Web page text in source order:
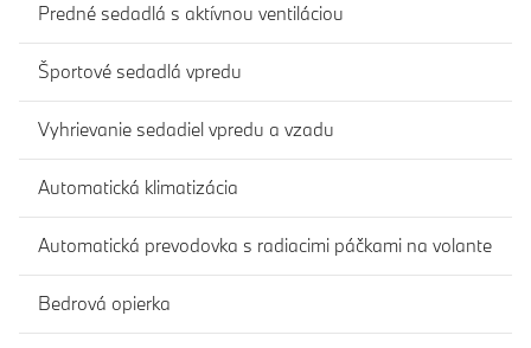
Predné sedadlá s aktívnou ventiláciou
Športové sedadlá vpredu
Vyhrievanie sedadiel vpredu a vzadu
Automatická klimatizácia
Automatická prevodovka s radiacimi páčkami na volante
Bedrová opierka